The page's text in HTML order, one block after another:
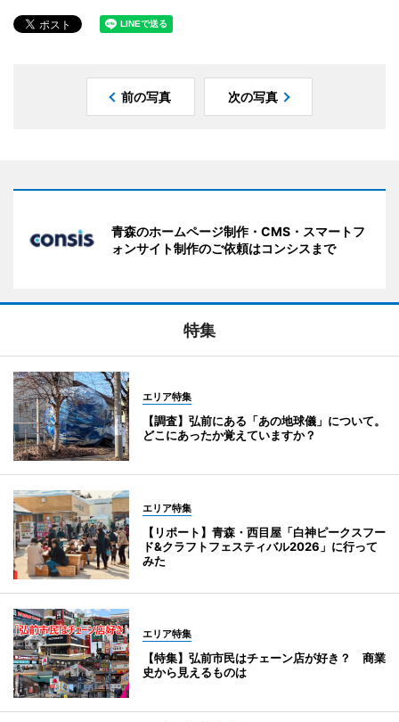
前の写真 次の写真
青森のホームページ制作・CMS・スマートフ
ォンサイト制作のご依頼はコンシスまで
特集
エリア特集
【調査】弘前にある「あの地球儀」について。
どこにあったか覚えていますか？
エリア特集
【リポート】青森・西目屋「白神ピークスフー
ド&クラフトフェスティバル2026」に行って
みた
エリア特集
【特集】弘前市民はチェーン店が好き？ 商業
史から見えるものは